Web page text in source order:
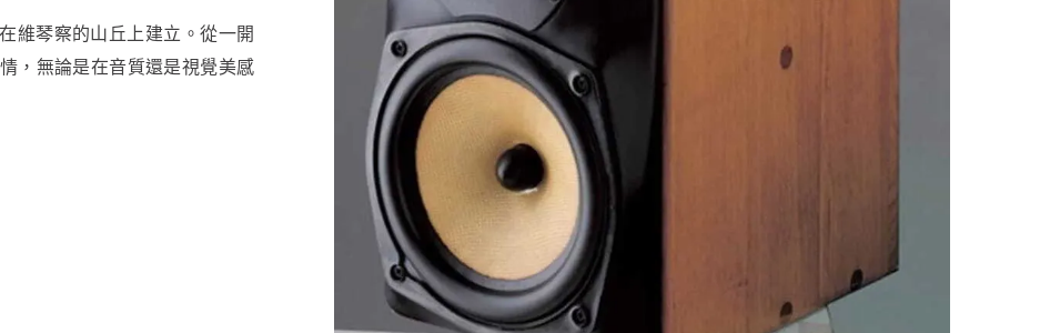
維琴察的山丘上建立。從一開
，無論是在音質還是視覺美感